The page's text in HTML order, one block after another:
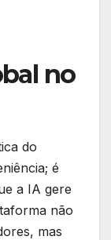
no
do
é
a IA gere
não
mas